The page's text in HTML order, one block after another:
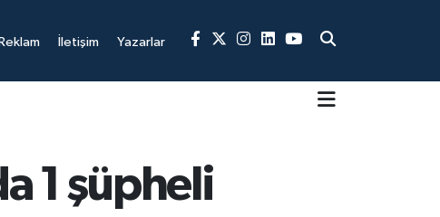
Reklam İletişim Yazarlar
1 şüpheli